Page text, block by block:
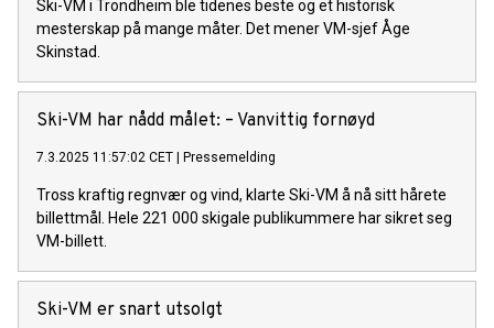
Ski-VM i Trondheim ble tidenes beste og et historisk
mesterskap på mange måter. Det mener VM-sjef Åge
Skinstad.
Ski-VM har nådd målet: – Vanvittig fornøyd
7.3.2025 11:57:02 CET | Pressemelding
Tross kraftig regnvær og vind, klarte Ski-VM å nå sitt hårete
billettmål. Hele 221 000 skigale publikummere har sikret seg
VM-billett.
Ski-VM er snart utsolgt